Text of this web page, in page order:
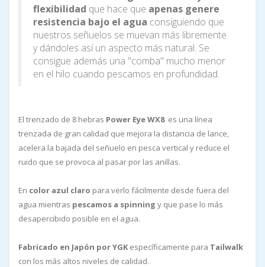
flexibilidad que hace que apenas genere
resistencia bajo el agua consiguiendo que
nuestros señuelos se muevan más libremente
y dándoles así un aspecto más natural. Se
consigue además una "comba" mucho menor
en el hilo cuando pescamos en profundidad.
El trenzado de 8 hebras Power Eye WX8 es una línea
trenzada de gran calidad que mejora la distancia de lance,
acelera la bajada del señuelo en pesca vertical y reduce el
ruido que se provoca al pasar por las anillas.
En color azul claro para verlo fácilmente desde fuera del
agua mientras pescamos a spinning y que pase lo más
desapercibido posible en el agua.
Fabricado en Japón por YGK específicamente para Tailwalk
con los más altos niveles de calidad.